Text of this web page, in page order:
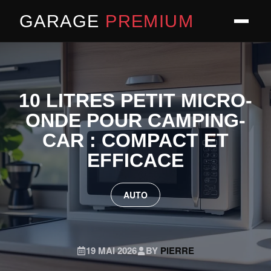
GARAGE PREMIUM
10 LITRES PETIT MICRO-
ONDE POUR CAMPING-
CAR : COMPACT ET
EFFICACE
AUTO
19 MAI 2026 BY PIERRE